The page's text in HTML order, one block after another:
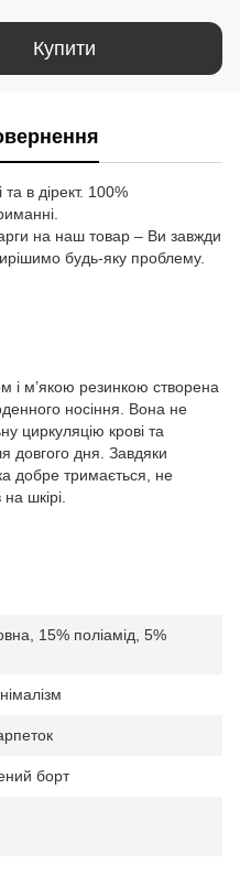
Купити
в дірект. 100%
на наш товар – Ви завжди
будь-яку проблему.
і м’якою резинкою створена
носіння. Вона не
циркуляцію крові та
довгого дня. Завдяки
добре тримається, не
шкірі.
15% поліамід, 5%
борт